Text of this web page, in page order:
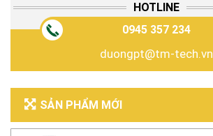
HOTLINE
0945 357 234
duongpt@tm-tech.vn
SẢN PHẨM MỚI